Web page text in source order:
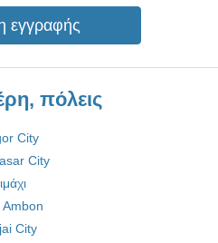
εγγραφής
πόλεις
City
City
Ambon
City